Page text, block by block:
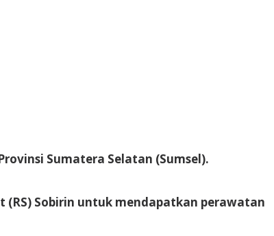
Sumatera Selatan (Sumsel).
Sobirin untuk mendapatkan perawatan